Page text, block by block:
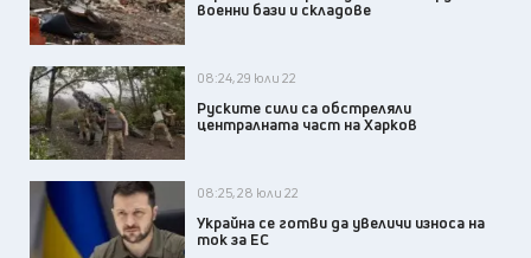
военни бази и складове
08:24, 29 юли 22
Руските сили са обстреляли
централната част на Харков
08:25, 28 юли 22
Украйна се готви да увеличи износа на
ток за ЕС